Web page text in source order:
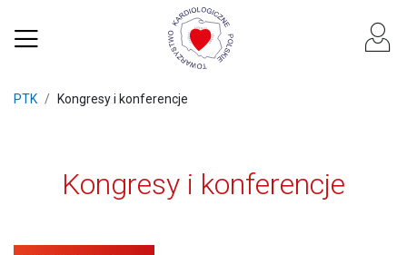
PTK Kongresy i konferencje
Kongresy i konferencje